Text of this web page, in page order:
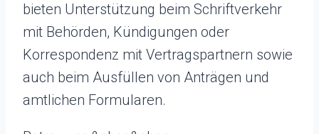
bieten Unterstützung beim Schriftverkehr
mit Behörden, Kündigungen oder
Korrespondenz mit Vertragspartnern sowie
auch beim Ausfüllen von Anträgen und
amtlichen Formularen.